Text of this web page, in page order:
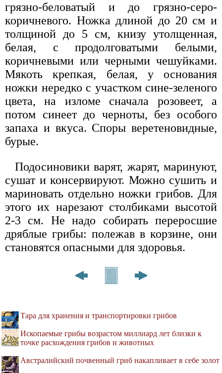
грязно-беловатый и до грязно-серо-
коричневого. Ножка длиной до 20 см и
толщиной до 5 см, книзу утолщенная,
белая, с продолговатыми белыми,
коричневыми или черными чешуйками.
Мякоть крепкая, белая, у основания
ножки нередко с участком сине-зеленого
цвета, на изломе сначала розовеет, а
потом синеет до черноты, без особого
запаха и вкуса. Споры веретеновидные,
бурые.
Подосиновики варят, жарят, маринуют,
сушат и консервируют. Можно сушить и
мариновать отдельно ножки грибов. Для
этого их нарезают столбиками высотой
2-3 см. Не надо собирать переросшие
дряблые грибы: полежав в корзине, они
становятся опасными для здоровья.
Тара для хранения и транспортировки грибов
Ископаемые грибы возрастом миллиард лет близки к
точке расхождения грибов и животных
Австралийский почвенный гриб накапливает в себе золот